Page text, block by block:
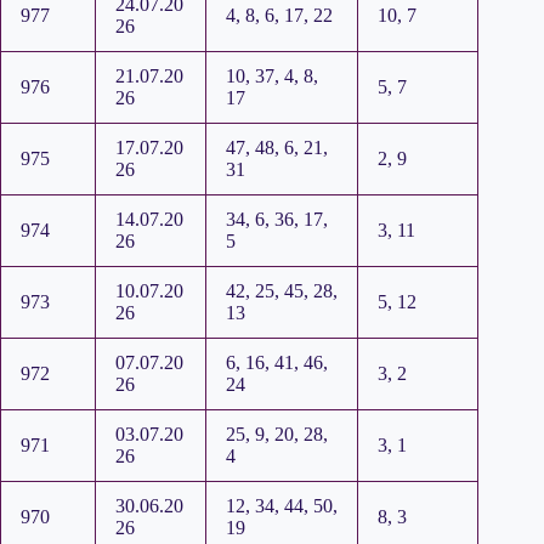
977
26
4, 8, 6, 17, 22 10, 7
976
21.07.20
26
10, 37, 4, 8,
17
5, 7
975
17.07.20
26
47, 48, 6, 21,
31
2, 9
974
14.07.20
26
34, 6, 36, 17,
5
3, 11
973
10.07.20
26
42, 25, 45, 28,
13
5, 12
972
07.07.20
26
6, 16, 41, 46,
24
3, 2
971
03.07.20
26
25, 9, 20, 28,
4
3, 1
970
30.06.20
26
12, 34, 44, 50,
19
8, 3